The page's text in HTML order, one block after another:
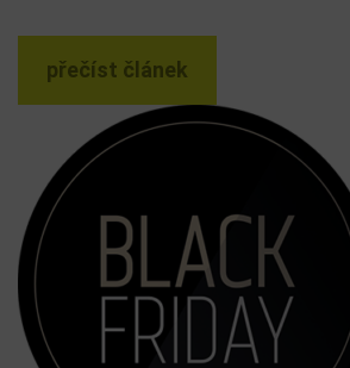
přečíst článek